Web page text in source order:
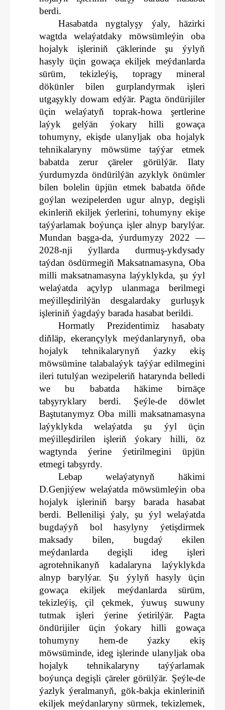
berdi.
Hasabatda nygtalyşy ýaly, häzirki
wagtda welaýatdaky möwsümleýin oba
hojalyk işleriniň çäklerinde şu ýylyň
hasyly üçin gowaça ekiljek meýdanlarda
sürüm, tekizleýiş, topragy mineral
dökünler bilen gurplandyrmak işleri
utgaşykly dowam edýär. Pagta öndürijiler
üçin welaýatyň toprak-howa şertlerine
laýyk gelýän ýokary hilli gowaça
tohumyny, ekişde ulanyljak oba hojalyk
tehnikalaryny möwsüme taýýar etmek
babatda zerur çäreler görülýär. Ilaty
ýurdumyzda öndürilýän azyklyk önümler
bilen bolelin üpjün etmek babatda öňde
goýlan wezipelerden ugur alnyp, degişli
ekinleriň ekiljek ýerlerini, tohumyny ekişe
taýýarlamak boýunça işler alnyp barylýar.
Mundan başga-da, ýurdumyzy 2022 —
2028-nji ýyllarda durmuş-ykdysady
taýdan ösdürmegiň Maksatnamasyna, Oba
milli maksatnamasyna laýyklykda, şu ýyl
welaýatda açylyp ulanmaga berilmegi
meýilleşdirilýän desgalardaky gurluşyk
işleriniň ýagdaýy barada hasabat berildi.
Hormatly Prezidentimiz hasabaty
diňläp, ekerançylyk meýdanlarynyň, oba
hojalyk tehnikalarynyň ýazky ekiş
möwsümine talabalaýyk taýýar edilmegini
ileri tutulýan wezipeleriň hatarynda belledi
we bu babatda häkime birnäçe
tabşyryklary berdi. Şeýle-de döwlet
Baştutanymyz Oba milli maksatnamasyna
laýyklykda welaýatda şu ýyl üçin
meýilleşdirilen işleriň ýokary hilli, öz
wagtynda ýerine ýetirilmegini üpjün
etmegi tabşyrdy.
Lebap welaýatynyň häkimi
D.Genjiýew welaýatda möwsümleýin oba
hojalyk işleriniň barşy barada hasabat
berdi. Bellenilişi ýaly, şu ýyl welaýatda
bugdaýyň bol hasylyny ýetişdirmek
maksady bilen, bugdaý ekilen
meýdanlarda degişli ideg işleri
agrotehnikanyň kadalaryna laýyklykda
alnyp barylýar. Şu ýylyň hasyly üçin
gowaça ekiljek meýdanlarda sürüm,
tekizleýiş, çil çekmek, ýuwuş suwuny
tutmak işleri ýerine ýetirilýär. Pagta
öndürijiler üçin ýokary hilli gowaça
tohumyny hem-de ýazky ekiş
möwsüminde, ideg işlerinde ulanyljak oba
hojalyk tehnikalaryny taýýarlamak
boýunça degişli çäreler görülýär. Şeýle-de
ýazlyk ýeralmanyň, gök-bakja ekinleriniň
ekiljek meýdanlaryny sürmek, tekizlemek,